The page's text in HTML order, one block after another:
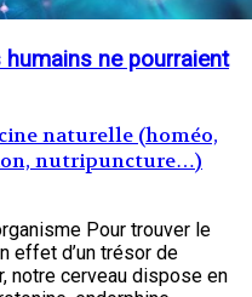
ne pourraient
naturelle (homéo,
nutripuncture…)
Pour trouver le
effet d’un trésor de
notre cerveau dispose en